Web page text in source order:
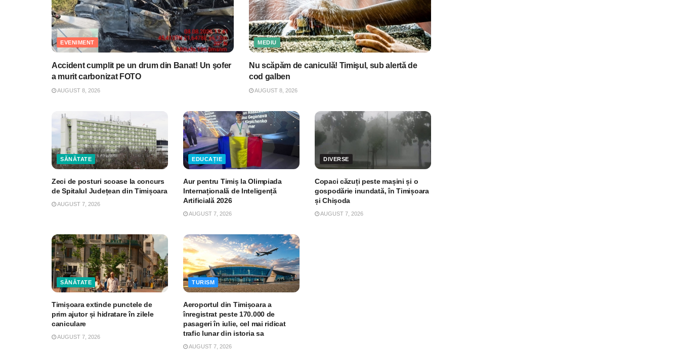
EVENIMENT
Accident cumplit pe un drum din Banat! Un şofer
a murit carbonizat FOTO
AUGUST 8, 2026
MEDIU
Nu scăpăm de caniculă! Timişul, sub alertă de
cod galben
AUGUST 8, 2026
SĂNĂTATE
Zeci de posturi scoase la concurs
de Spitalul Județean din Timișoara
AUGUST 7, 2026
EDUCAȚIE
Aur pentru Timiș la Olimpiada
Internațională de Inteligență
Artificială 2026
AUGUST 7, 2026
DIVERSE
Copaci căzuți peste mașini și o
gospodărie inundată, în Timișoara
și Chișoda
AUGUST 7, 2026
SĂNĂTATE
Timișoara extinde punctele de
prim ajutor și hidratare în zilele
caniculare
AUGUST 7, 2026
TURISM
Aeroportul din Timișoara a
înregistrat peste 170.000 de
pasageri în iulie, cel mai ridicat
trafic lunar din istoria sa
AUGUST 7, 2026